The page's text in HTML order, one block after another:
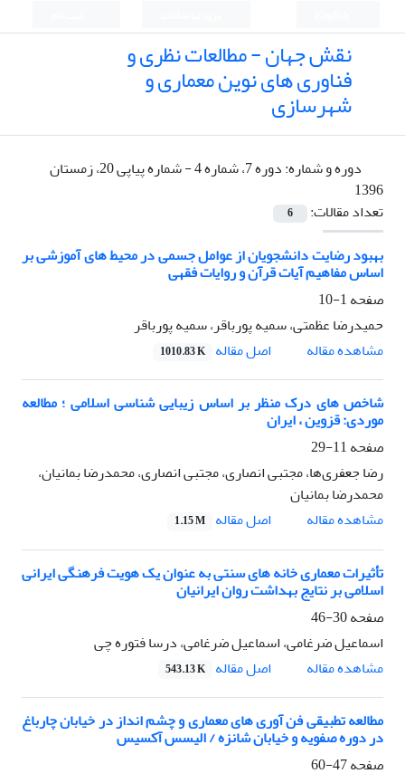
نقش جهان - مطالعات نظری و
فناوری های نوین معماری و
شهرسازی
دوره و شماره:
دوره 7، شماره 4 - شماره پیاپی 20، زمستان
1396
تعداد مقالات:
6
بهبود رضایت دانشجویان از عوامل جسمی در محیط های آموزشی بر
اساس مفاهیم آیات قرآن و روایات فقهی
صفحه1-10
حمیدرضا عظمتی، سمیه پورباقر، سمیه پورباقر
مشاهده مقاله
اصل مقاله 1010.83 K
شاخص های درک منظر بر اساس زیبایی شناسی اسلامی ؛ مطالعه
موردی: قزوین ، ایران
صفحه11-29
رضا جعفری‌ها، مجتبی انصاری، مجتبی انصاری، محمدرضا بمانیان،
محمدرضا بمانیان
مشاهده مقاله
اصل مقاله 1.15 M
تأثیرات معماری خانه های سنتی به عنوان یک هویت فرهنگی ایرانی
اسلامی بر نتایج بهداشت روان ایرانیان
صفحه30-46
اسماعیل ضرغامی، اسماعیل ضرغامی، درسا فتوره چی
مشاهده مقاله
اصل مقاله 543.13 K
مطالعه تطبیقی فن آوری های معماری و چشم انداز در خیابان چارباغ
در دوره صفویه و خیابان شانزه / الیسس آکسیس
صفحه47-60